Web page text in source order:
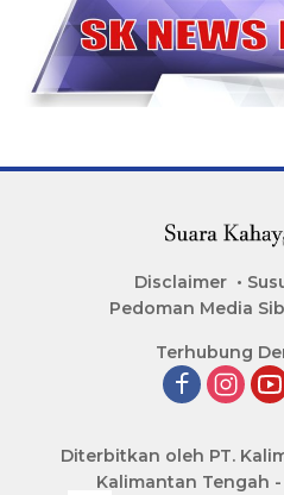
Disclaimer
Pedoman Media
Terhubung
Diterbitkan oleh PT.
Kalimantan Tengah